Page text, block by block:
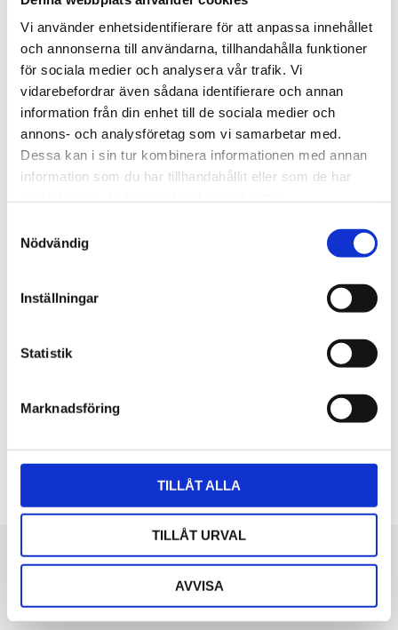
Vi använder enhetsidentifierare för att anpassa innehållet
och annonserna till användarna, tillhandahålla funktioner
för sociala medier och analysera vår trafik. Vi
vidarebefordrar även sådana identifierare och annan
information från din enhet till de sociala medier och
annons- och analysföretag som vi samarbetar med.
Dessa kan i sin tur kombinera informationen med annan
information som du har tillhandahållit eller som de har
Nödvändig
Inställningar
Statistik
Marknadsföring
TILLÅT ALLA
TILLÅT URVAL
AVVISA
INFO INFO
Krone slåtterkrossar Big
Svart/Grå
Basic, Svart/Grå
1 470kr
Lägg till i favoriter
Handla tryggt och smidigt
Delbetalning